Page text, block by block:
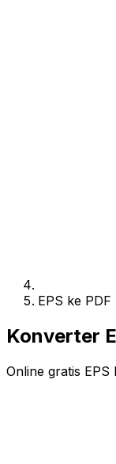
EPS ke PDF
Konverter
Online gratis